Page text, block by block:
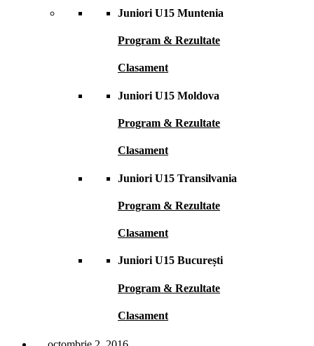
Juniori U15 Muntenia
Program & Rezultate
Clasament
Juniori U15 Moldova
Program & Rezultate
Clasament
Juniori U15 Transilvania
Program & Rezultate
Clasament
Juniori U15 București
Program & Rezultate
Clasament